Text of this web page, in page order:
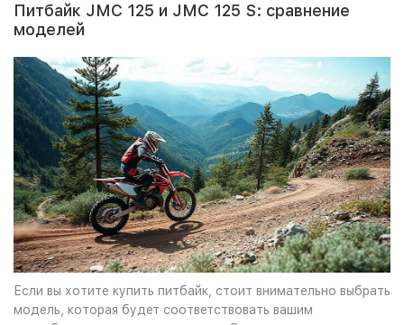
Питбайк JMC 125 и JMC 125 S: сравнение
моделей
Если вы хотите купить питбайк, стоит внимательно выбрать
модель, которая будет соответствовать вашим